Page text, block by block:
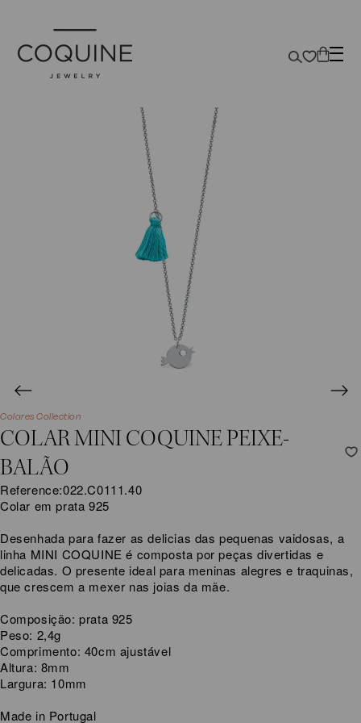
Colares Collection
COLAR MINI COQUINE PEIXE-
BALÃO
Reference:022.C0111.40
Colar em prata 925
Desenhada para fazer as delicias das pequenas vaidosas, a
linha MINI COQUINE é composta por peças divertidas e
delicadas. O presente ideal para meninas alegres e traquinas,
que crescem a mexer nas joias da mãe.
Composição: prata 925
Peso: 2,4g
Comprimento: 40cm ajustável
Altura: 8mm
Largura: 10mm
Made in Portugal